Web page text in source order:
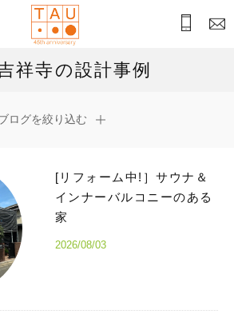
祥寺の設計事例
ログを絞り込む
[リフォーム中!］サウナ＆
インナーバルコニーのある
家
2026/08/03